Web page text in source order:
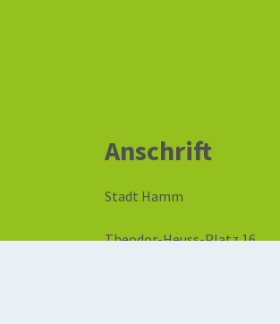
Anschrift
Stadt Hamm
Theodor-Heuss-Platz 16